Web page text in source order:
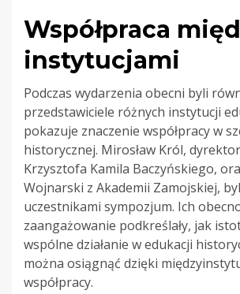
Współpraca
instytucjami
Podczas wydarzenia obecni byli
przedstawiciele różnych instytucji
pokazuje znaczenie współpracy w
historycznej. Mirosław Król,
Krzysztofa Kamila Baczyńskiego,
Wojnarski z Akademii Zamojskiej,
uczestnikami sympozjum. Ich
zaangażowanie podkreślały, jak
wspólne działanie w edukacji
można osiągnąć dzięki
współpracy.